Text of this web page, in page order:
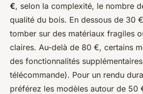
€, selon la complexité, le nombre
qualité du bois. En dessous de 30
tomber sur des matériaux fragiles
claires. Au-delà de 80 €, certains
des fonctionnalités
télécommande). Pour un rendu
préférez les modèles autour de 50